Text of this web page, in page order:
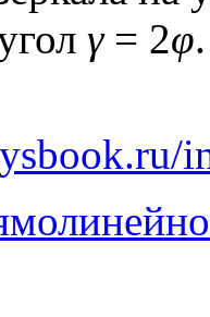
γ= 2φ.